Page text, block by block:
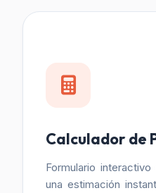
Calculador de
Formulario
una estimación